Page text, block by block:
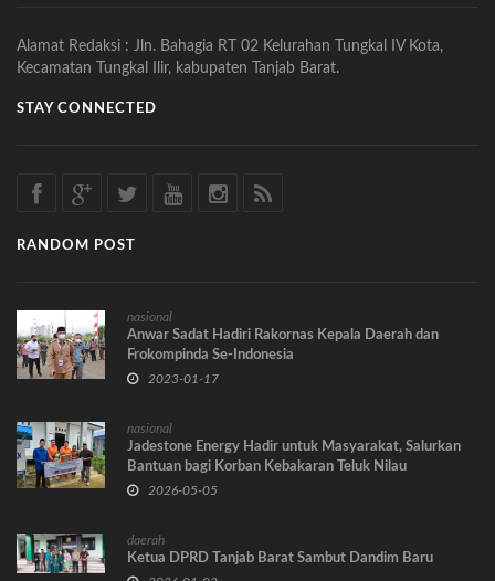
Alamat Redaksi : Jln. Bahagia RT 02 Kelurahan Tungkal IV Kota,
Kecamatan Tungkal Ilir, kabupaten Tanjab Barat.
STAY CONNECTED
RANDOM POST
nasional
Anwar Sadat Hadiri Rakornas Kepala Daerah dan
Frokompinda Se-Indonesia
2023-01-17
nasional
Jadestone Energy Hadir untuk Masyarakat, Salurkan
Bantuan bagi Korban Kebakaran Teluk Nilau
2026-05-05
daerah
Ketua DPRD Tanjab Barat Sambut Dandim Baru